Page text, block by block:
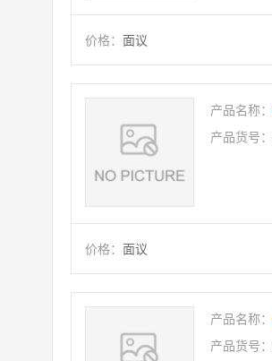
价格： 面议
产品名称：
产品货号：
价格： 面议
产品名称：
产品货号：